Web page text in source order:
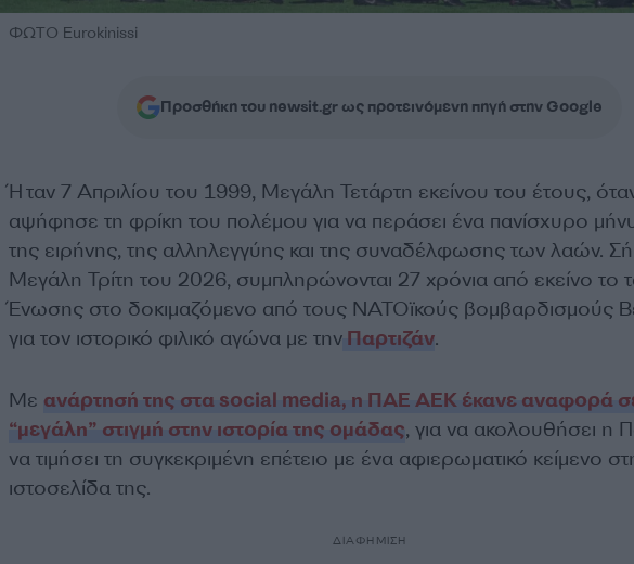
ΦΩΤΟ Eurokinissi
Προσθήκη του newsit.gr ως προτεινόμενη πηγή στην Google
Ήταν 7 Απριλίου του 1999, Μεγάλη Τετάρτη εκείνου του έτους,
αψήφησε τη φρίκη του πολέμου για να περάσει ένα πανίσχυρο
της ειρήνης, της αλληλεγγύης και της συναδέλφωσης των λαών.
Μεγάλη Τρίτη του 2026, συμπληρώνονται 27 χρόνια από εκείνο το
Ένωσης στο δοκιμαζόμενο από τους ΝΑΤΟϊκούς βομβαρδισμούς
για τον ιστορικό φιλικό αγώνα με τηνΠαρτιζάν.
Με ανάρτησή της στα social media, η ΠΑΕ ΑΕΚ έκανε αναφορά
“μεγάλη” στιγμή στην ιστορία της ομάδας, για να ακολουθήσει η
να τιμήσει τη συγκεκριμένη επέτειο με ένα αφιερωματικό κείμενο
ιστοσελίδα της.
ΔΙΑΦΗΜΙΣΗ